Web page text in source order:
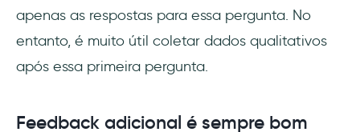
apenas as respostas para essa pergunta. No
entanto, é muito útil coletar dados qualitativos
após essa primeira pergunta.
Feedback adicional é sempre bom